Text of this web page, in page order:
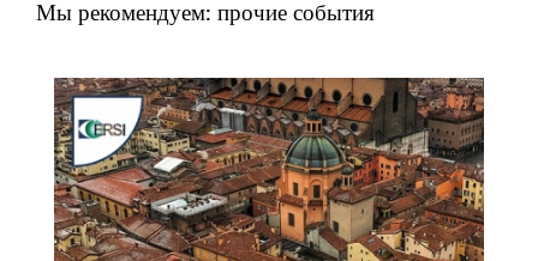
Мы рекомендуем: прочие события